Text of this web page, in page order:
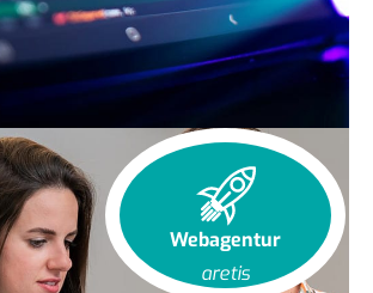
Webagentur
aretis